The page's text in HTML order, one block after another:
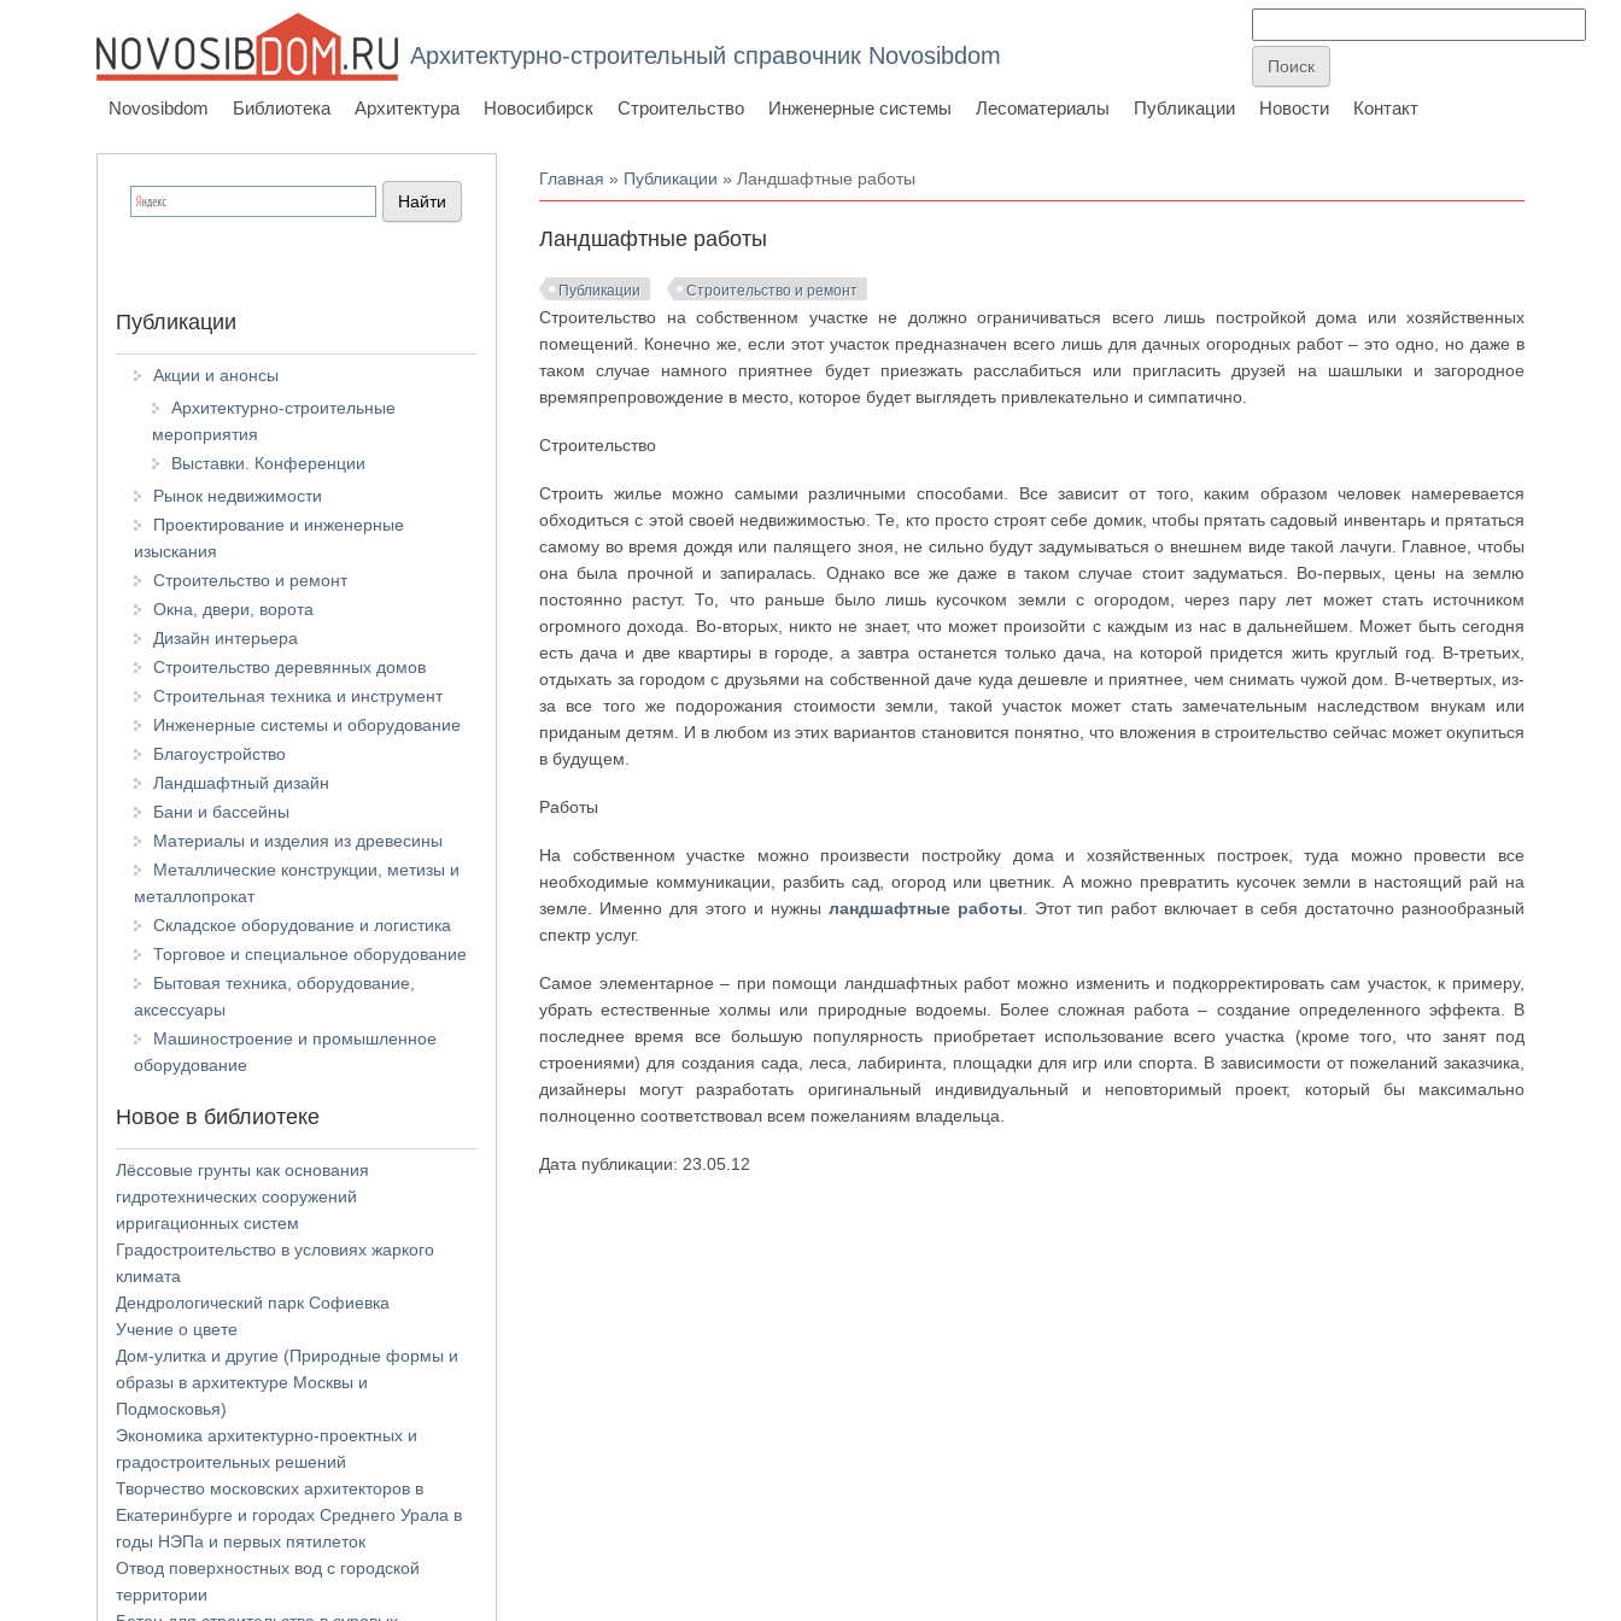
Архитектурно-строительный справочник Novosibdom
Novosibdom Библиотека Архитектура Новосибирск Строительство Инженерные системы Лесоматериалы Публикации Новости Контакт
Вы здесь
Главная » Публикации » Ландшафтные работы
Ландшафтные работы
Публикации Строительство и ремонт
Строительство на собственном участке не должно ограничиваться всего лишь постройкой дома или хозяйственных
помещений. Конечно же, если этот участок предназначен всего лишь для дачных огородных работ – это одно, но даже в
таком случае намного приятнее будет приезжать расслабиться или пригласить друзей на шашлыки и загородное
времяпрепровождение в место, которое будет выглядеть привлекательно и симпатично.
Строительство
Строить жилье можно самыми различными способами. Все зависит от того, каким образом человек намеревается
обходиться с этой своей недвижимостью. Те, кто просто строят себе домик, чтобы прятать садовый инвентарь и прятаться
самому во время дождя или палящего зноя, не сильно будут задумываться о внешнем виде такой лачуги. Главное, чтобы
она была прочной и запиралась. Однако все же даже в таком случае стоит задуматься. Во-первых, цены на землю
постоянно растут. То, что раньше было лишь кусочком земли с огородом, через пару лет может стать источником
огромного дохода. Во-вторых, никто не знает, что может произойти с каждым из нас в дальнейшем. Может быть сегодня
есть дача и две квартиры в городе, а завтра останется только дача, на которой придется жить круглый год. В-третьих,
отдыхать за городом с друзьями на собственной даче куда дешевле и приятнее, чем снимать чужой дом. В-четвертых, из-
за все того же подорожания стоимости земли, такой участок может стать замечательным наследством внукам или
приданым детям. И в любом из этих вариантов становится понятно, что вложения в строительство сейчас может окупиться
в будущем.
Работы
На собственном участке можно произвести постройку дома и хозяйственных построек, туда можно провести все
необходимые коммуникации, разбить сад, огород или цветник. А можно превратить кусочек земли в настоящий рай на
земле. Именно для этого и нужны ландшафтные работы . Этот тип работ включает в себя достаточно разнообразный
спектр услуг.
Самое элементарное – при помощи ландшафтных работ можно изменить и подкорректировать сам участок, к примеру,
убрать естественные холмы или природные водоемы. Более сложная работа – создание определенного эффекта. В
последнее время все большую популярность приобретает использование всего участка (кроме того, что занят под
строениями) для создания сада, леса, лабиринта, площадки для игр или спорта. В зависимости от пожеланий заказчика,
дизайнеры могут разработать оригинальный индивидуальный и неповторимый проект, который бы максимально
полноценно соответствовал всем пожеланиям владельца.
Дата публикации: 23.05.12
Публикации
Акции и анонсы
Архитектурно-строительные
мероприятия
Выставки. Конференции
Рынок недвижимости
Проектирование и инженерные
изыскания
Строительство и ремонт
Окна, двери, ворота
Дизайн интерьера
Строительство деревянных домов
Строительная техника и инструмент
Инженерные системы и оборудование
Благоустройство
Ландшафтный дизайн
Бани и бассейны
Материалы и изделия из древесины
Металлические конструкции, метизы и
металлопрокат
Складское оборудование и логистика
Торговое и специальное оборудование
Бытовая техника, оборудование,
аксессуары
Машиностроение и промышленное
оборудование
Новое в библиотеке
Лёссовые грунты как основания
гидротехнических сооружений
ирригационных систем
Градостроительство в условиях жаркого
климата
Дендрологический парк Софиевка
Учение о цвете
Дом-улитка и другие (Природные формы и
образы в архитектуре Москвы и
Подмосковья)
Экономика архитектурно-проектных и
градостроительных решений
Творчество московских архитекторов в
Екатеринбурге и городах Среднего Урала в
годы НЭПа и первых пятилеток
Отвод поверхностных вод с городской
территории